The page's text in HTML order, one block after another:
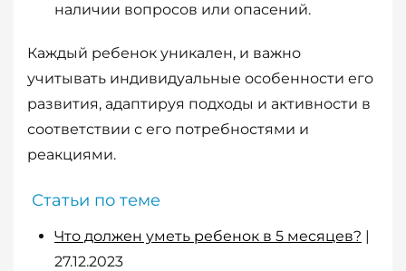
наличии вопросов или опасений.
Каждый ребенок уникален, и важно
учитывать индивидуальные особенности его
развития, адаптируя подходы и активности в
соответствии с его потребностями и
реакциями.
Статьи по теме
Что должен уметь ребенок в 5 месяцев? |
27.12.2023